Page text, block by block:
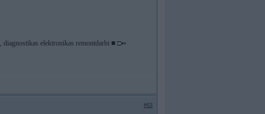
diagnostikas elektronikas remontdarbi ■ □▪▫
#63